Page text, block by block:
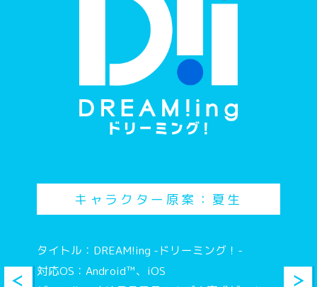
苦学生だからな。では、この人物は一体何者な
ざまあ
キャラクター原案：夏生
タイトル：DREAM!ing -ドリーミング！-
対応OS：Android™、iOS